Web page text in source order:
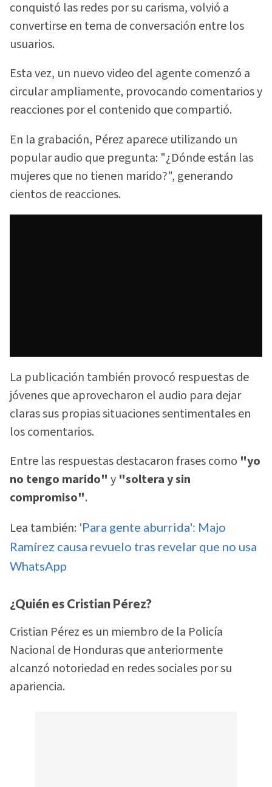
conquistó las redes por su carisma, volvió a
convertirse en tema de conversación entre los
usuarios.
Esta vez, un nuevo video del agente comenzó a
circular ampliamente, provocando comentarios y
reacciones por el contenido que compartió.
En la grabación, Pérez aparece utilizando un
popular audio que pregunta: "¿Dónde están las
mujeres que no tienen marido?", generando
cientos de reacciones.
La publicación también provocó respuestas de
jóvenes que aprovecharon el audio para dejar
claras sus propias situaciones sentimentales en
los comentarios.
Entre las respuestas destacaron frases como "yo
no tengo marido" y "soltera y sin
compromiso".
Lea también: 'Para gente aburrida': Majo
Ramírez causa revuelo tras revelar que no usa
WhatsApp
¿Quién es Cristian Pérez?
Cristian Pérez es un miembro de la Policía
Nacional de Honduras que anteriormente
alcanzó notoriedad en redes sociales por su
apariencia.